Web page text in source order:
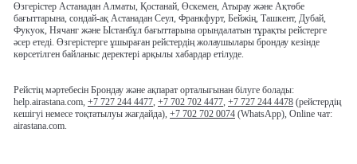
Өзгерістер Астанадан Алматы, Қостанай, Өскемен, Атырау және Ақтөбе
бағыттарына, сондай-ақ Астанадан Сеул, Франкфурт, Бейжің, Ташкент, Дубай,
Фукуок, Нячанг және Ыстанбұл бағыттарына орындалатын тұрақты рейстерге
әсер етеді. Өзгерістерге ұшыраған рейстердің жолаушылары брондау кезінде
көрсетілген байланыс деректері арқылы хабардар етілуде.
Рейстің мәртебесін Брондау және ақпарат орталығынан білуге болады:
help.airastana.com, +7 727 244 4477, +7 702 702 4477, +7 727 244 4478 (рейстердің
кешігуі немесе тоқтатылуы жағдайда), +7 702 702 0074 (WhatsApp), Online чат:
airastana.com.